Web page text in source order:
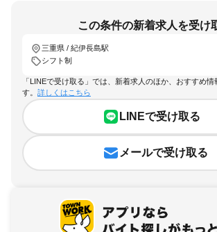
この条件の新着求人を受け
三重県 / 紀伊長島駅
シフト制
「LINEで受け取る」では、新着求人のほか、おすすめ情
す。 詳しくはこちら
LINEで受け取る
メールで受け取る